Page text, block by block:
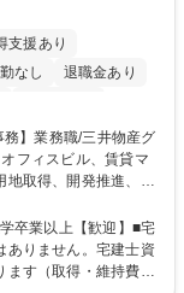
支援あり
なし
退職金あり
地取得、開発推進、賃
いて事務業務を担当
支払、支払管理、請
予算作成及び予実管
卒業以上【歓迎】■宅
りません。宅建士資
ます（取得・維持費用